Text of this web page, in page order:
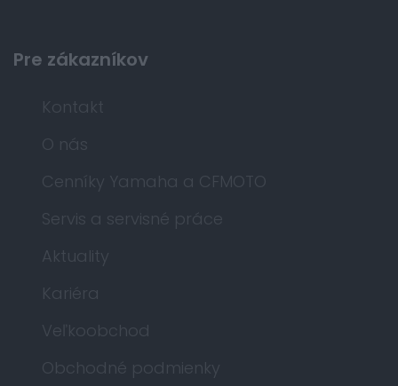
Pre zákazníkov
Kontakt
O nás
Cenníky Yamaha a CFMOTO
Servis a servisné práce
Aktuality
Kariéra
Veľkoobchod
Obchodné podmienky